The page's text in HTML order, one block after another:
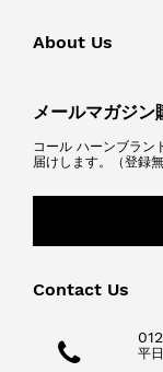
About Us
メールマガジン
コール ハーンブラン
届けします。（登録無
Contact Us
平